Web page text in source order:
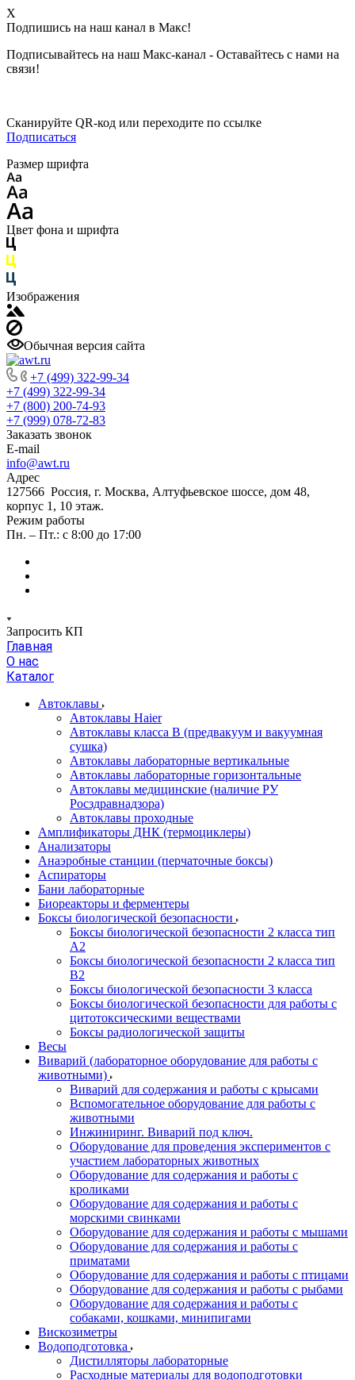
X
Подпишись на наш канал в Макс!
Подписывайтесь на наш Макс-канал - Оставайтесь с нами на
связи!
Сканируйте QR-код или переходите по ссылке
Подписаться
Размер шрифта
Цвет фона и шрифта
Изображения
Обычная версия сайта
+7 (499) 322-99-34
+7 (499) 322-99-34
+7 (800) 200-74-93
+7 (999) 078-72-83
Заказать звонок
E-mail
info@awt.ru
Адрес
127566 Россия, г. Москва, Алтуфьевское шоссе, дом 48,
корпус 1, 10 этаж.
Режим работы
Пн. – Пт.: с 8:00 до 17:00
Запросить КП
Главная
О нас
Каталог
Автоклавы
Автоклавы Haier
Автоклавы класса B (предвакуум и вакуумная
сушка)
Автоклавы лабораторные вертикальные
Автоклавы лабораторные горизонтальные
Автоклавы медицинские (наличие РУ
Росздравнадзора)
Автоклавы проходные
Амплификаторы ДНК (термоциклеры)
Анализаторы
Анаэробные станции (перчаточные боксы)
Аспираторы
Бани лабораторные
Биореакторы и ферментеры
Боксы биологической безопасности
Боксы биологической безопасности 2 класса тип
A2
Боксы биологической безопасности 2 класса тип
B2
Боксы биологической безопасности 3 класса
Боксы биологической безопасности для работы с
цитотоксическими веществами
Боксы радиологической защиты
Весы
Виварий (лабораторное оборудование для работы с
животными)
Виварий для содержания и работы с крысами
Вспомогательное оборудование для работы с
животными
Инжиниринг. Виварий под ключ.
Оборудование для проведения экспериментов с
участием лабораторных животных
Оборудование для содержания и работы с
кроликами
Оборудование для содержания и работы с
морскими свинками
Оборудование для содержания и работы с мышами
Оборудование для содержания и работы с
приматами
Оборудование для содержания и работы с птицами
Оборудование для содержания и работы с рыбами
Оборудование для содержания и работы с
собаками, кошками, минипигами
Вискозиметры
Водоподготовка
Дистилляторы лабораторные
Расходные материалы для водоподготовки